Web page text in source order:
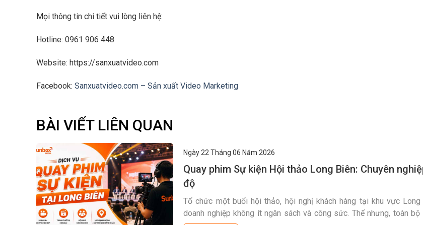
Mọi thông tin chi tiết vui lòng liên hệ:
Hotline: 0961 906 448
Website: https://sanxuatvideo.com
Facebook: Sanxuatvideo.com – Sản xuất Video Marketing
BÀI VIẾT LIÊN QUAN
Ngày 22 Tháng 06 Năm 2026
Quay phim Sự kiện Hội thảo Long Biên: Chuyên
độ
Tổ chức một buổi hội thảo, hội nghị khách hàng tại khu vực
doanh nghiệp không ít ngân sách và công sức. Thế nhưng, toàn